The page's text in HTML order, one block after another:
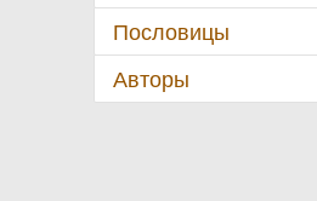
Пословицы
Авторы